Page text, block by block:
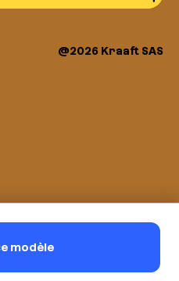
modèle
@2026 Kraaft SAS